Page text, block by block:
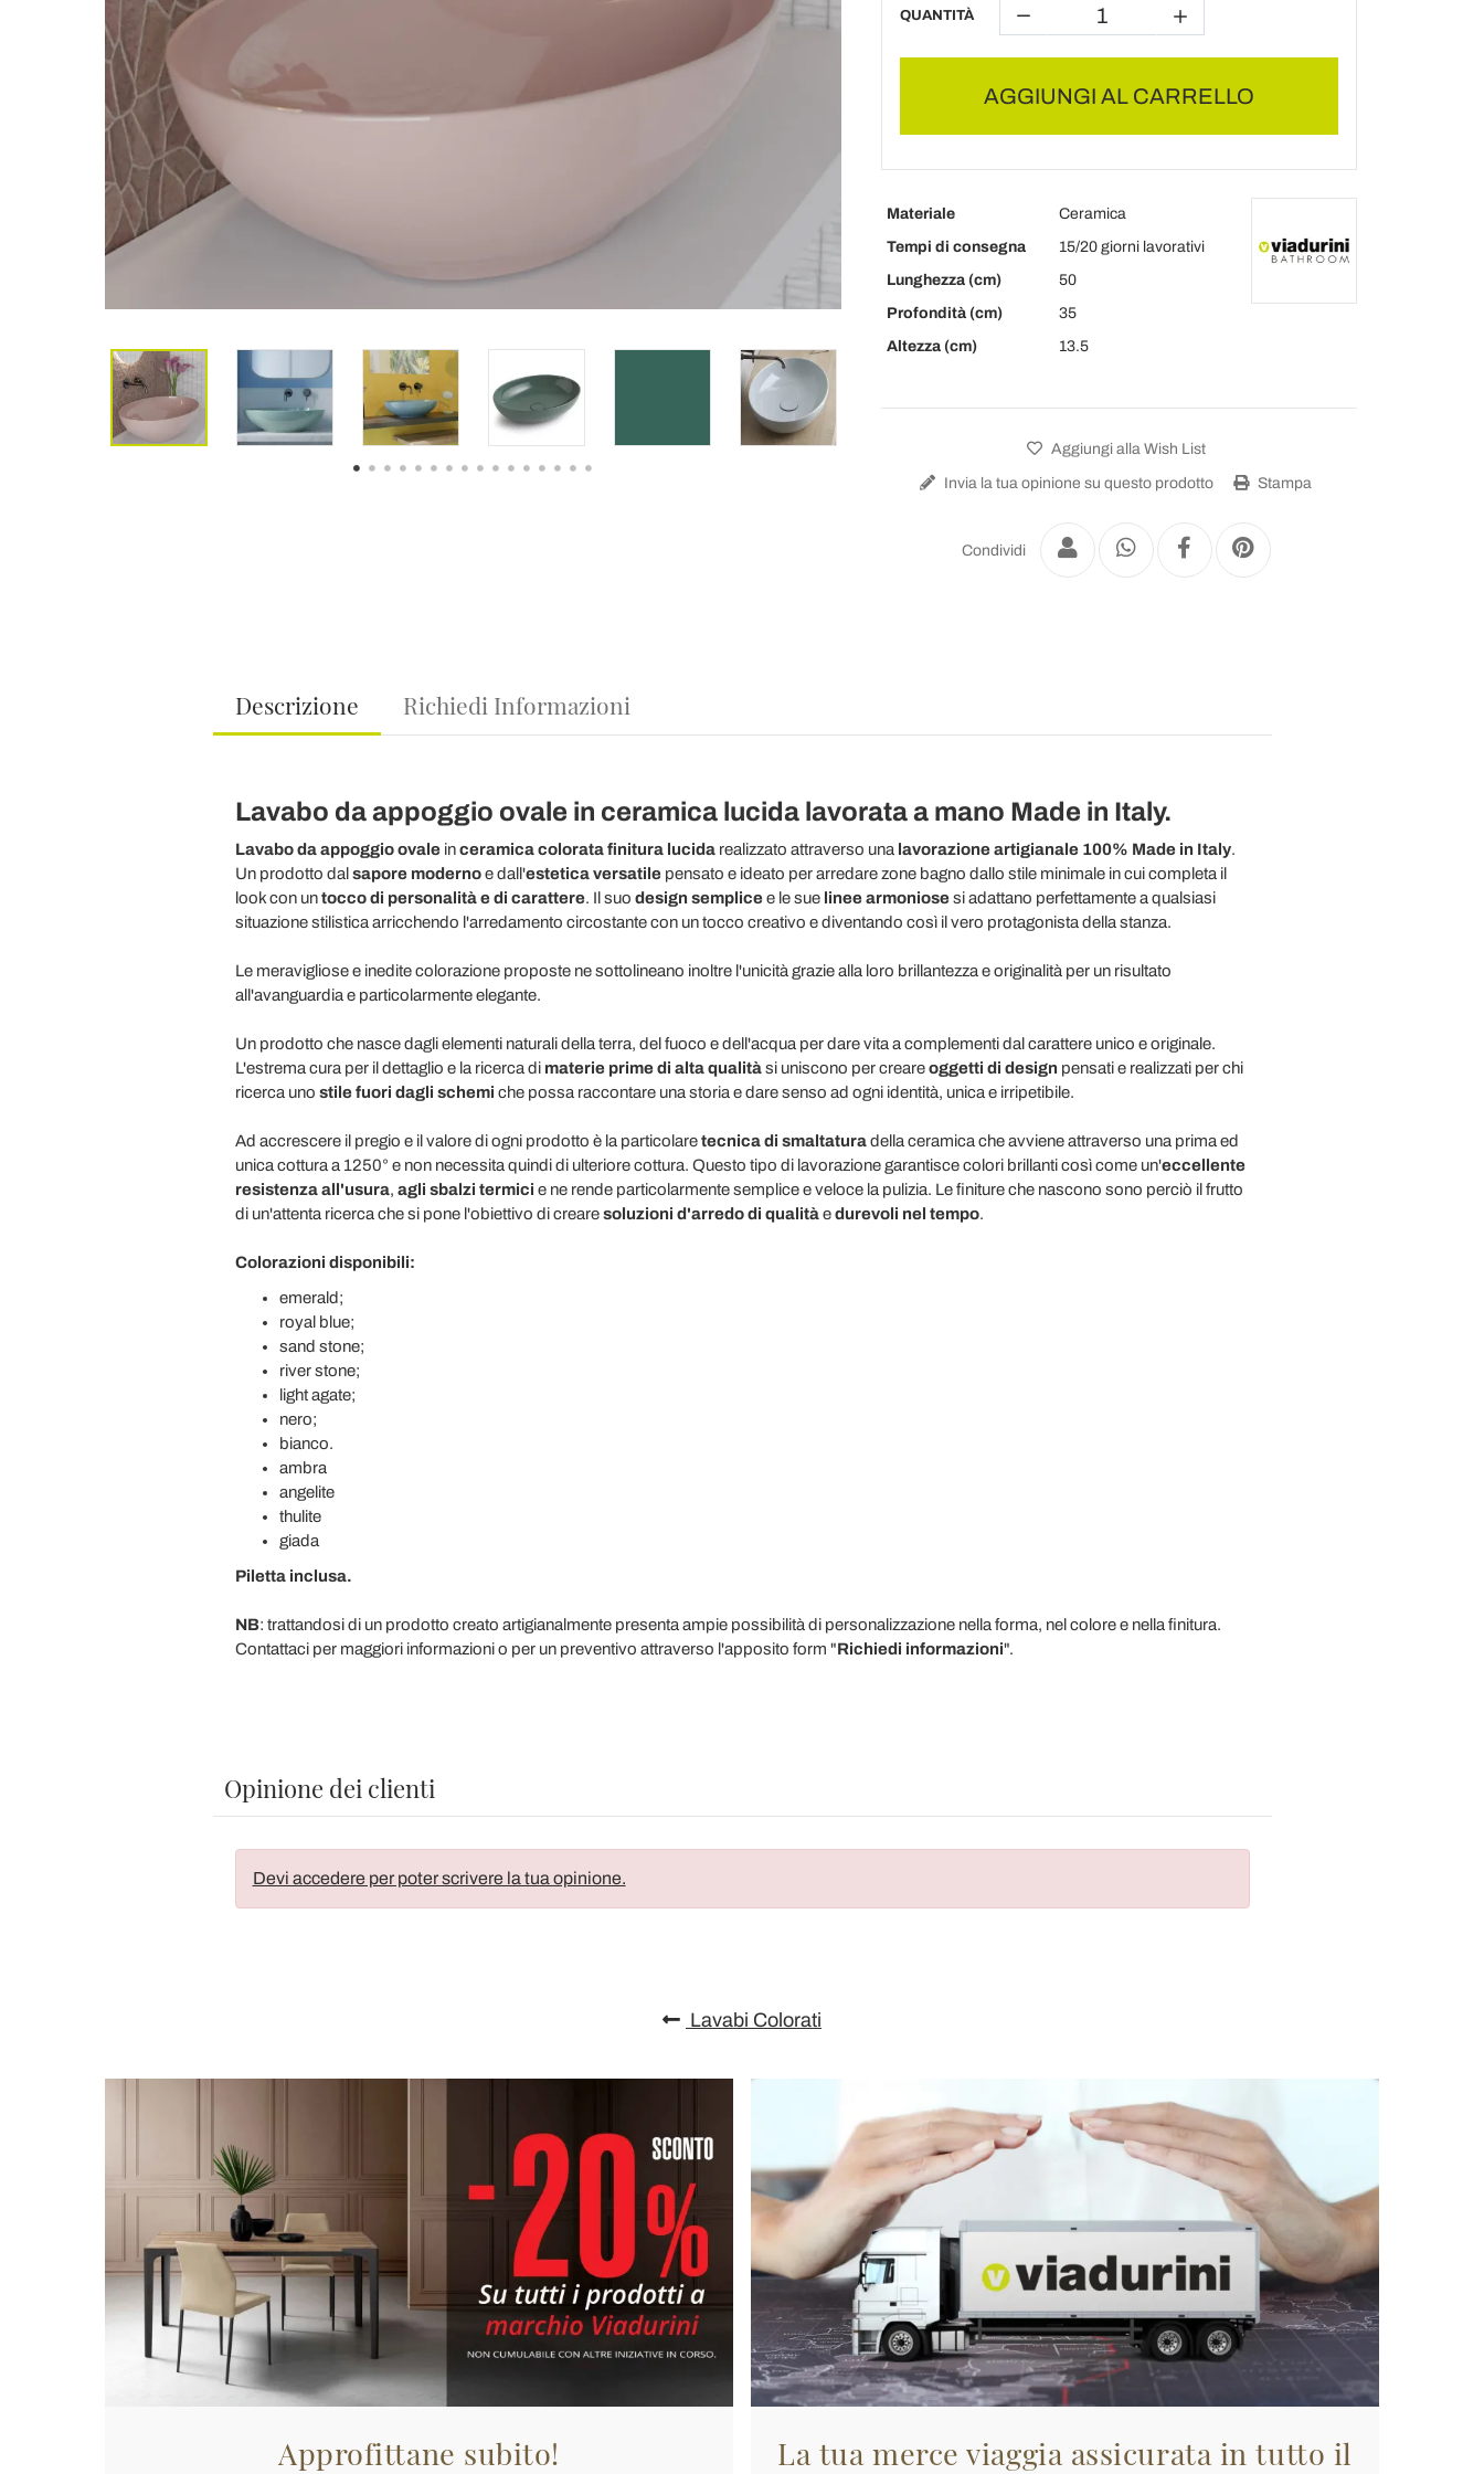
QUANTITÀ
AGGIUNGI AL CARRELLO
Materiale
Ceramica
Tempi di consegna
15/20 giorni lavorativi
Lunghezza (cm)
50
Profondità (cm)
35
Altezza (cm)
13.5
Aggiungi alla Wish List
Invia la tua opinione su questo prodotto Stampa
Condividi
Descrizione Richiedi Informazioni
Lavabo da appoggio ovale in ceramica lucida lavorata a mano Made in Italy.
Lavabo da appoggio ovale inceramica colorata finitura lucida realizzato attraverso una lavorazione artigianale 100% Made in Italy.
Un prodotto dal sapore modernoe dall'estetica versatilepensato e ideato per arredare zone bagno dallo stile minimale in cui completa il
look con untocco di personalità e di carattere. Il suo design semplicee le suelinee armoniosesi adattano perfettamente a qualsiasi
situazione stilistica arricchendo l'arredamento circostante con un tocco creativo e diventando così il vero protagonista della stanza.
Le meravigliose e inedite colorazione proposte ne sottolineano inoltre l'unicità grazie alla loro brillantezza e originalità per un risultato
all'avanguardia e particolarmente elegante.
Un prodotto che nasce dagli elementi naturali della terra, del fuoco e dell'acqua per dare vita a complementi dal carattere unico e originale.
L'estrema cura per il dettaglio e la ricerca dimaterie prime di alta qualitàsi uniscono per creareoggetti di design pensati e realizzati per chi
ricerca uno stile fuori dagli schemi che possa raccontare una storia e dare senso ad ogni identità, unica e irripetibile.
Ad accrescere il pregio e il valore di ogni prodotto è la particolaretecnica di smaltaturadella ceramica che avviene attraverso una prima ed
unica cottura a 1250° e non necessita quindi di ulteriore cottura. Questo tipo di lavorazione garantisce colori brillanti così come un'eccellente
resistenza all'usura, agli sbalzi termici e ne rende particolarmente semplice e veloce la pulizia. Le finiture che nascono sono perciò il frutto
di un'attenta ricerca che si pone l'obiettivo di crearesoluzioni d'arredo di qualitàedurevoli nel tempo.
Colorazioni disponibili:
emerald;
royal blue;
sand stone;
river stone;
light agate;
nero;
bianco.
ambra
angelite
thulite
giada
Piletta inclusa.
NB: trattandosi di un prodotto creato artigianalmente presenta ampie possibilità di personalizzazione nella forma, nel colore e nella finitura.
Contattaci per maggiori informazioni o per un preventivo attraverso l'apposito form "Richiedi informazioni".
Opinione dei clienti
Devi accedere per poter scrivere la tua opinione.
Lavabi Colorati
Approfittane subito! La tua merce viaggia assicurata in tutto il